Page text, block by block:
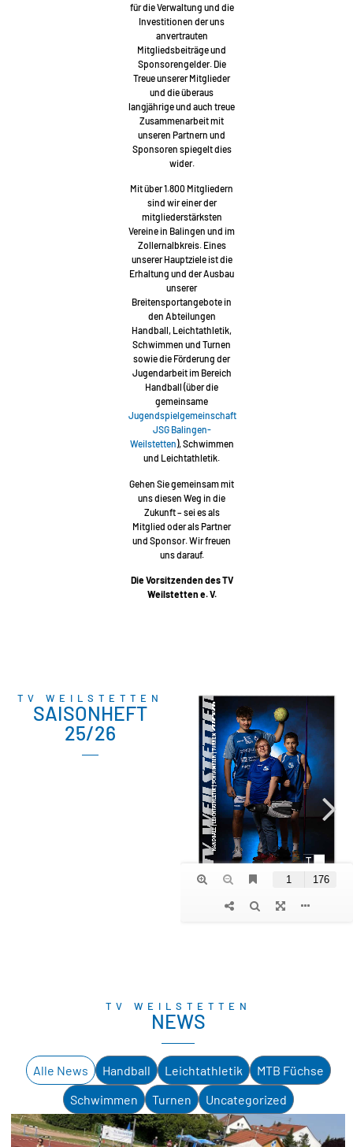
für die Verwaltung und die
Investitionen der uns
anvertrauten
Mitgliedsbeiträge und
Sponsorengelder. Die
Treue unserer Mitglieder
und die überaus
langjährige und auch treue
Zusammenarbeit mit
unseren Partnern und
Sponsoren spiegelt dies
wider.
Mit über 1.800 Mitgliedern
sind wir einer der
mitgliederstärksten
Vereine in Balingen und im
Zollernalbkreis. Eines
unserer Hauptziele ist die
Erhaltung und der Ausbau
unserer
Breitensportangebote in
den Abteilungen
Handball, Leichtathletik,
Schwimmen und Turnen
sowie die Förderung der
Jugendarbeit im Bereich
Handball (über die
gemeinsame
Jugendspielgemeinschaft
JSG Balingen-
Weilstetten), Schwimmen
und Leichtathletik.
Gehen Sie gemeinsam mit
uns diesen Weg in die
Zukunft – sei es als
Mitglied oder als Partner
und Sponsor. Wir freuen
uns darauf.
Die Vorsitzenden des TV
Weilstetten e. V.
TV WEILSTETTEN
SAISONHEFT
25/26
TV WEILSTETTEN
NEWS
Handball Leichtathletik
MTB Füchse
Schwimmen
Turnen Uncategorized
Alle News